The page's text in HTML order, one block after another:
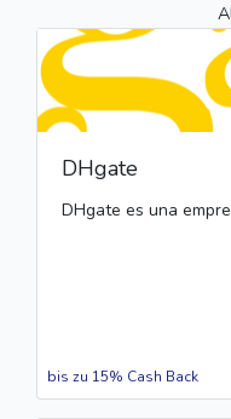
DHgate
DHgate es una
bis zu 15% Cash Back